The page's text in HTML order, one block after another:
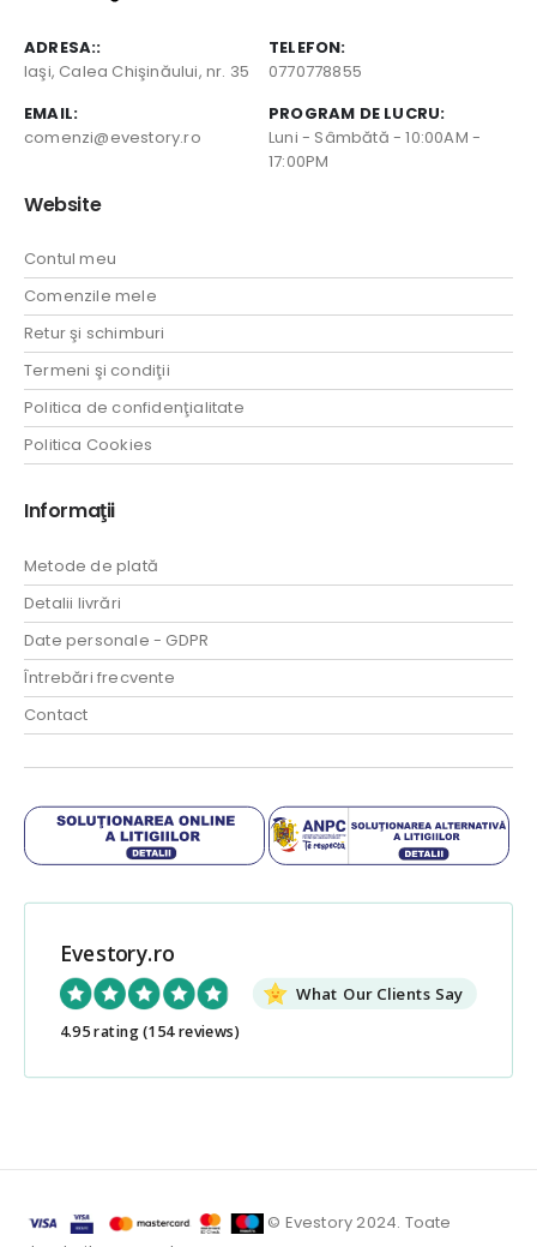
ADRESA::
Iaşi, Calea Chişinăului, nr. 35
TELEFON:
0770778855
EMAIL:
comenzi@evestory.ro
PROGRAM DE LUCRU:
Luni - Sâmbătă - 10:00AM -
17:00PM
Website
Contul meu
Comenzile mele
Retur şi schimburi
Termeni şi condiţii
Politica de confidenţialitate
Politica Cookies
Informaţii
Metode de plată
Detalii livrări
Date personale - GDPR
Întrebări frecvente
Contact
Evestory.ro
What Our Clients Say
4.95 rating(154 reviews)
© Evestory 2024. Toate